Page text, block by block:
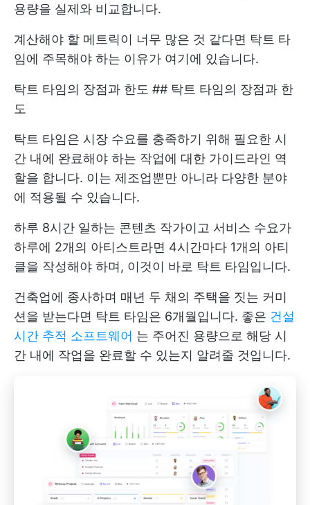
용량을 실제와 비교합니다.
계산해야 할 메트릭이 너무 많은 것 같다면 탁트 타
임에 주목해야 하는 이유가 여기에 있습니다.
탁트 타임의 장점과 한도 ## 탁트 타임의 장점과 한
도
탁트 타임은 시장 수요를 충족하기 위해 필요한 시
간 내에 완료해야 하는 작업에 대한 가이드라인 역
할을 합니다. 이는 제조업뿐만 아니라 다양한 분야
에 적용될 수 있습니다.
하루 8시간 일하는 콘텐츠 작가이고 서비스 수요가
하루에 2개의 아티스트라면 4시간마다 1개의 아티
클을 작성해야 하며, 이것이 바로 탁트 타임입니다.
건축업에 종사하며 매년 두 채의 주택을 짓는 커미
션을 받는다면 탁트 타임은 6개월입니다. 좋은 건설
시간 추적 소프트웨어 는 주어진 용량으로 해당 시
간 내에 작업을 완료할 수 있는지 알려줄 것입니다.